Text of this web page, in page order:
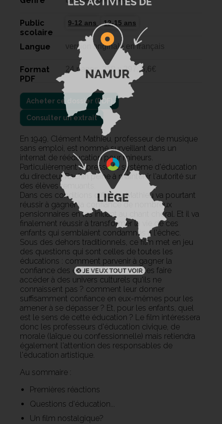
Public
scolaire
9-12 ans 12-15 ans
Langue version originale en français
Format
PDF
24 pages, 210 x 297, 5,6€
Consulter un extrait
En 1949, Clément Mathieu, professeur de musique
sans emploi, est nommé surveillant dans un
internat de rééducation pour mineurs.
Particulièrement répressif, le système d'éducation
du directeur Rachin peine à maintenir l'autorité sur
des élèves remuants.
Dans ces conditions difficiles, Mathieu va pourtant
réussir à gagner la confiance de nombreux
pensionnaires en les initiant au chant choral. Et il va
finalement réussir à transformer la vie de ces
enfants qui semblaient condamnés à l'échec.
Sous des dehors traditionnels, ce film met en jeu
des questions qui sont celles de toutes les
éducations : comment parvenir à gagner la
confiance des enfants ? comment les faire
accéder à des univers culturels qu'ils ne
connaissent pas ? comment leur donner
suffisamment confiance en eux-mêmes pour les
amener à se dépasser ? Et, pour les enfants, quel
est le sens de cette éducation ? Le film intéressera
donc les professeurs d'éducation civique, de
morale (laïque ou confessionnelle) mais retiendra
également l'attention des responsables de
l'éducation artistique.
Au sommaire :
Premières réactions
Questions d'éducation...
Un film nostalgique?